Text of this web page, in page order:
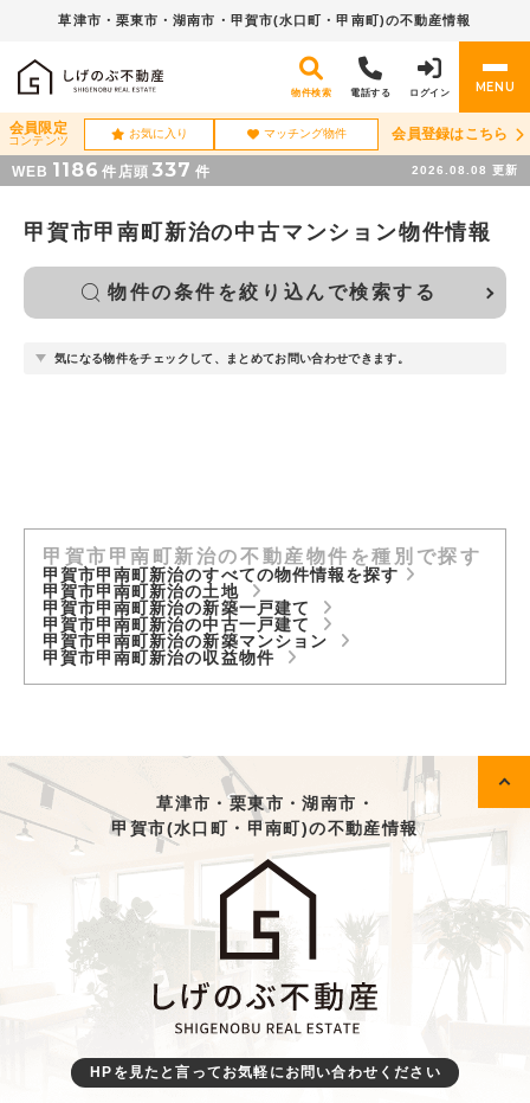
草津市・栗東市・湖南市・ 甲賀市(水口町・甲南町)の不動産情報
物件検索 電話する ログイン MENU
会員限定
コンテンツ
お気に入り マッチング物件 会員登録はこちら
WEB 1186 件 店頭 337 件 2026.08.08 更新
甲賀市甲南町新治の中古マンション物件情報
物件の条件を絞り込んで検索する
気になる物件をチェックして、まとめてお問い合わせできます。
甲賀市甲南町新治の不動産物件を種別で探す
甲賀市甲南町新治のすべての物件情報を探す
甲賀市甲南町新治の土地
甲賀市甲南町新治の新築一戸建て
甲賀市甲南町新治の中古一戸建て
甲賀市甲南町新治の新築マンション
甲賀市甲南町新治の収益物件
草津市・栗東市・湖南市・
甲賀市(水口町・甲南町)の不動産情報
HPを見たと言ってお気軽にお問い合わせください